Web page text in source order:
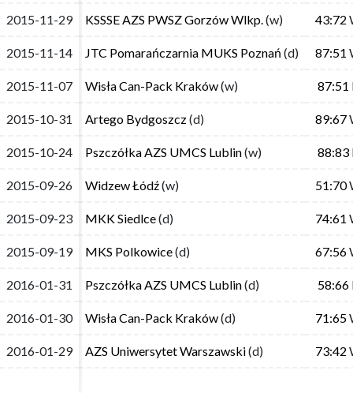
2015-11-29 KSSSE AZS PWSZ Gorzów Wlkp.(w) 43:72
2015-11-14 JTC Pomarańczarnia MUKS Poznań (d) 87:51
2015-11-07 Wisła Can-Pack Kraków(w) 87:51
2015-10-31 Artego Bydgoszcz(d) 89:67
2015-10-24 Pszczółka AZS UMCS Lublin(w) 88:83
2015-09-26 Widzew Łódź(w) 51:70
2015-09-23 MKK Siedlce(d) 74:61
2015-09-19 MKS Polkowice(d) 67:56
2016-01-31 Pszczółka AZS UMCS Lublin(d) 58:66
2016-01-30 Wisła Can-Pack Kraków(d) 71:65
2016-01-29 AZS Uniwersytet Warszawski(d) 73:42
2015-11-29 KSSSE AZS PWSZ Gorzów Wlkp.(w) 43:72
2015-11-14 JTC Pomarańczarnia MUKS Poznań (d) 87:51
2015-11-07 Wisła Can-Pack Kraków(w) 87:51
2015-10-31 Artego Bydgoszcz(d) 89:67
2015-10-24 Pszczółka AZS UMCS Lublin(w) 88:83
2015-09-26 Widzew Łódź(w) 51:70
2015-09-23 MKK Siedlce(d) 74:61
2015-09-19 MKS Polkowice(d) 67:56
2016-01-31 Pszczółka AZS UMCS Lublin(d) 58:66
2016-01-30 Wisła Can-Pack Kraków(d) 71:65
2016-01-29 AZS Uniwersytet Warszawski(d) 73:42